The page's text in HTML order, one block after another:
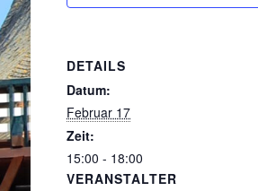
DETAILS
Datum:
Februar 17
Zeit:
15:00 - 18:00
VERANSTALTER